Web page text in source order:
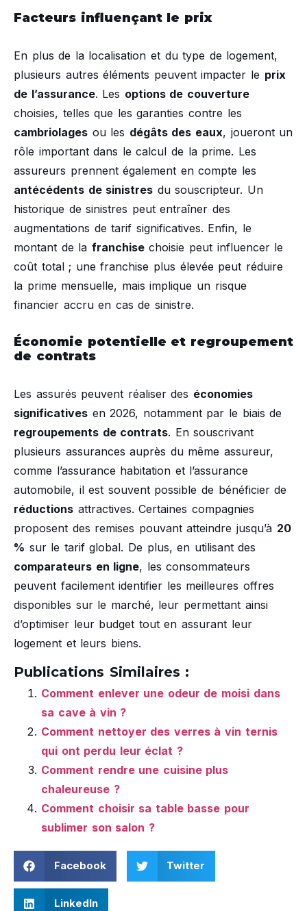
Facteurs influençant le prix
En plus de la localisation et du type de logement,
plusieurs autres éléments peuvent impacter le prix
de l’assurance. Les options de couverture
choisies, telles que les garanties contre les
cambriolages ou les dégâts des eaux, joueront un
rôle important dans le calcul de la prime. Les
assureurs prennent également en compte les
antécédents de sinistres du souscripteur. Un
historique de sinistres peut entraîner des
augmentations de tarif significatives. Enfin, le
montant de la franchisechoisie peut influencer le
coût total ; une franchise plus élevée peut réduire
la prime mensuelle, mais implique un risque
financier accru en cas de sinistre.
Économie potentielle et regroupement
de contrats
Les assurés peuvent réaliser des économies
significatives en 2026, notamment par le biais de
regroupements de contrats. En souscrivant
plusieurs assurances auprès du même assureur,
comme l’assurance habitation et l’assurance
automobile, il est souvent possible de bénéficier de
réductions attractives. Certaines compagnies
proposent des remises pouvant atteindre jusqu’à 20
% sur le tarif global. De plus, en utilisant des
comparateurs en ligne, les consommateurs
peuvent facilement identifier les meilleures offres
disponibles sur le marché, leur permettant ainsi
d’optimiser leur budget tout en assurant leur
logement et leurs biens.
Publications Similaires :
Comment enlever une odeur de moisi dans
sa cave à vin ?
Comment nettoyer des verres à vin ternis
qui ont perdu leur éclat ?
Comment rendre une cuisine plus
chaleureuse ?
Comment choisir sa table basse pour
sublimer son salon ?
Facebook Twitter
LinkedIn